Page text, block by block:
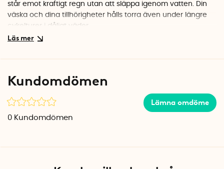
står emot kraftigt regn utan att släppa igenom vatten. Din
väska och dina tillhörigheter hålls torra även under längre
cykelturer i dåligt väder.
Reflexbandet går runt hela överdraget och ger 360°
synlighet. Det betyder att du syns från alla håll – framifrån,
från sidan och bakifrån.
Kundomdömen
Lämna omdöme
0 Kundomdömen